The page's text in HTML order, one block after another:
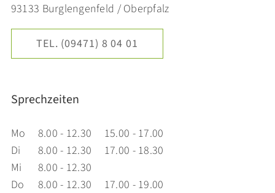
93133 Burglengenfeld / Oberpfalz
TEL. (09471) 8 04 01
Sprechzeiten
Mo 8.00 - 12.30
15.00 - 17.00
Di
8.00 - 12.30
17.00 - 18.30
Mi
8.00 - 12.30
Do
8.00 - 12.30
17.00 - 19.00